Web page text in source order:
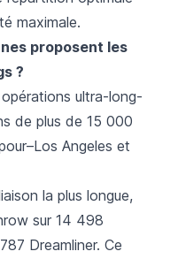
maximale.
proposent les
?
ultra-long-
de plus de 15 000
Angeles et
la plus longue,
sur 14 498
Dreamliner. Ce